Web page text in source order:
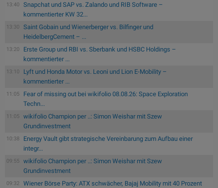
13:40
Snapchat und SAP vs. Zalando und RIB Software –
kommentierter KW 32...
13:30
Saint Gobain und Wienerberger vs. Bilfinger und
HeidelbergCement – ...
13:20
Erste Group und RBI vs. Sberbank und HSBC Holdings –
kommentierter ...
13:10
Lyft und Honda Motor vs. Leoni und Lion E-Mobility –
kommentierter ...
11:05
Fear of missing out bei wikifolio 08.08.26: Space Exploration
Techn...
11:05
wikifolio Champion per ..: Simon Weishar mit Szew
Grundinvestment
10:38
Energy Vault gibt strategische Vereinbarung zum Aufbau einer
integr...
09:55
wikifolio Champion per ..: Simon Weishar mit Szew
Grundinvestment
09:32
Wiener Börse Party: ATX schwächer, Bajaj Mobility mit 40 Prozent